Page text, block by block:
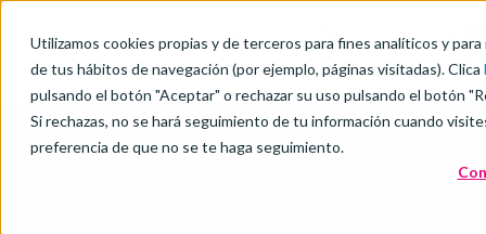
Utilizamos cookies propias y de terceros para fines analíticos y
de tus hábitos de navegación (por ejemplo, páginas visitadas). Clica
pulsando el botón "Aceptar" o rechazar su uso pulsando el botón
Si rechazas, no se hará seguimiento de tu información cuando
preferencia de que no se te haga seguimiento.